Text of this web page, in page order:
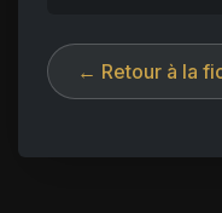
← Retour à la